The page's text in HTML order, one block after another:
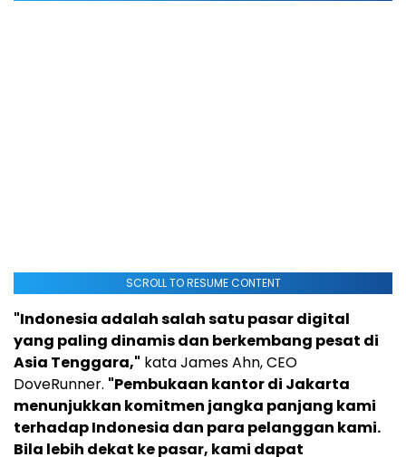
SCROLL TO RESUME CONTENT
"Indonesia adalah salah satu pasar digital
yang paling dinamis dan berkembang pesat di
Asia Tenggara," kata James Ahn, CEO
DoveRunner. "Pembukaan kantor di Jakarta
menunjukkan komitmen jangka panjang kami
terhadap Indonesia dan para pelanggan kami.
Bila lebih dekat ke pasar, kami dapat